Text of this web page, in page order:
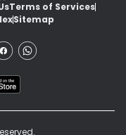
Terms of Services
Sitemap